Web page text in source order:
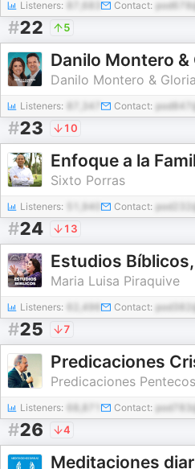
Listeners: Contact:
#22 5
Danilo Montero &
Listeners: 87,347 Contact:
#23 10
Sixto Porras
Listeners: 51,940 Contact:
#24 13
Maria Luisa Piraquive
Listeners: 62,496 Contact:
#25 7
Predicaciones
Listeners: Contact:
#26 4
Meditaciones